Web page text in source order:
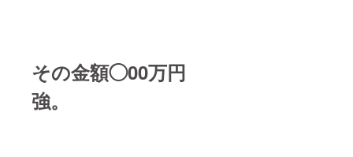
その金額◯00万円
強。